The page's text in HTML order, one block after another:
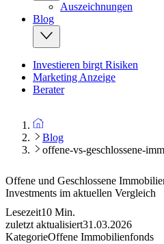
Auszeichnungen
Blog
Investieren birgt Risiken
Marketing Anzeige
Berater
Blog
offene-vs-geschlossene-
Offene und Geschlossene
Investments im aktuellen Vergleich
Lesezeit10 Min.
zuletzt aktualisiert31.03.2026
KategorieOffene Immobilienfonds